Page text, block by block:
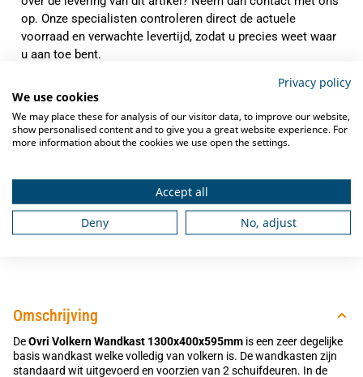
op. Onze specialisten controleren direct de actuele
voorraad en verwachte levertijd, zodat u precies weet waar
u aan toe bent.
1-3 werkdagen
verzonden
✓ Gratis verzendingvanaf €250,-
Ook na aankoop bieden we
ondersteuning
Omschrijving
DeOvri Volkern Wandkast 1300x400x595mm is een zeer degelijke
basis wandkast welke volledig van volkern is. De wandkasten zijn
standaard wit uitgevoerd en voorzien van 2 schuifdeuren. In de
Privacy policy
We use cookies
We may place these for analysis of our visitor data, to improve our website,
show personalised content and to give you a great website experience. For
more information about the cookies we use open the settings.
Accept all
Deny
No, adjust